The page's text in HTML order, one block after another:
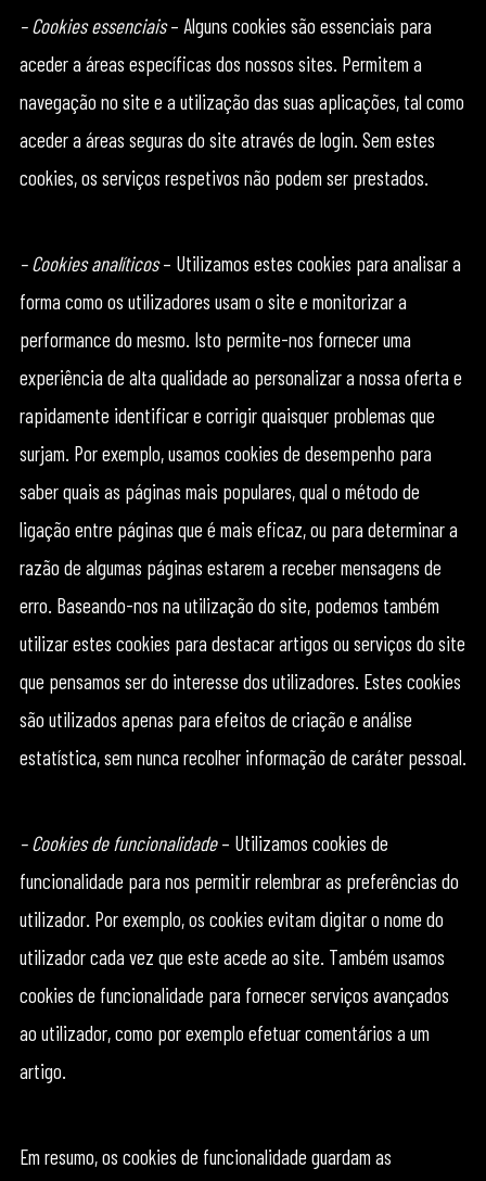
– Cookies essenciais– Alguns cookies são essenciais para
aceder a áreas específicas dos nossos sites. Permitem a
navegação no site e a utilização das suas aplicações, tal como
aceder a áreas seguras do site através de login. Sem estes
cookies, os serviços respetivos não podem ser prestados.
– Cookies analíticos– Utilizamos estes cookies para analisar a
forma como os utilizadores usam o site e monitorizar a
performance do mesmo. Isto permite-nos fornecer uma
experiência de alta qualidade ao personalizar a nossa oferta e
rapidamente identificar e corrigir quaisquer problemas que
surjam. Por exemplo, usamos cookies de desempenho para
saber quais as páginas mais populares, qual o método de
ligação entre páginas que é mais eficaz, ou para determinar a
razão de algumas páginas estarem a receber mensagens de
erro. Baseando-nos na utilização do site, podemos também
utilizar estes cookies para destacar artigos ou serviços do site
que pensamos ser do interesse dos utilizadores. Estes cookies
são utilizados apenas para efeitos de criação e análise
estatística, sem nunca recolher informação de caráter pessoal.
– Cookies de funcionalidade– Utilizamos cookies de
funcionalidade para nos permitir relembrar as preferências do
utilizador. Por exemplo, os cookies evitam digitar o nome do
utilizador cada vez que este acede ao site. Também usamos
cookies de funcionalidade para fornecer serviços avançados
ao utilizador, como por exemplo efetuar comentários a um
artigo.
Em resumo, os cookies de funcionalidade guardam as